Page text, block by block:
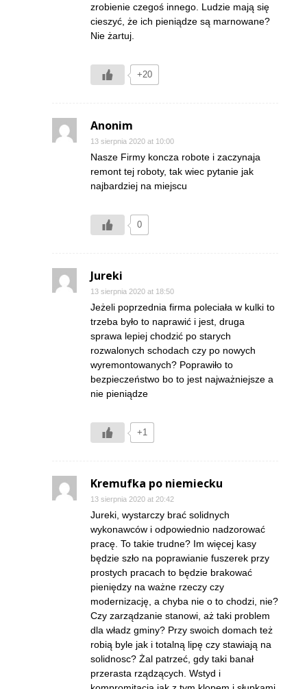
zrobienie czegoś innego. Ludzie mają się
cieszyć, że ich pieniądze są marnowane?
Nie żartuj.
+20
Anonim
13 sierpnia 2020 at 10:00
Nasze Firmy koncza robote i zaczynaja
remont tej roboty, tak wiec pytanie jak
najbardziej na miejscu
0
Jureki
13 sierpnia 2020 at 18:50
Jeżeli poprzednia firma poleciała w kulki to
trzeba było to naprawić i jest, druga
sprawa lepiej chodzić po starych
rozwalonych schodach czy po nowych
wyremontowanych? Poprawiło to
bezpieczeństwo bo to jest najważniejsze a
nie pieniądze
+1
Kremufka po niemiecku
13 sierpnia 2020 at 20:42
Jureki, wystarczy brać solidnych
wykonawców i odpowiednio nadzorować
pracę. To takie trudne? Im więcej kasy
będzie szło na poprawianie fuszerek przy
prostych pracach to będzie brakować
pieniędzy na ważne rzeczy czy
modernizację, a chyba nie o to chodzi, nie?
Czy zarządzanie stanowi, aż taki problem
dla władz gminy? Przy swoich domach też
robią byle jak i totalną lipę czy stawiają na
solidnosc? Żal patrzeć, gdy taki banał
przerasta rządzących. Wstyd i